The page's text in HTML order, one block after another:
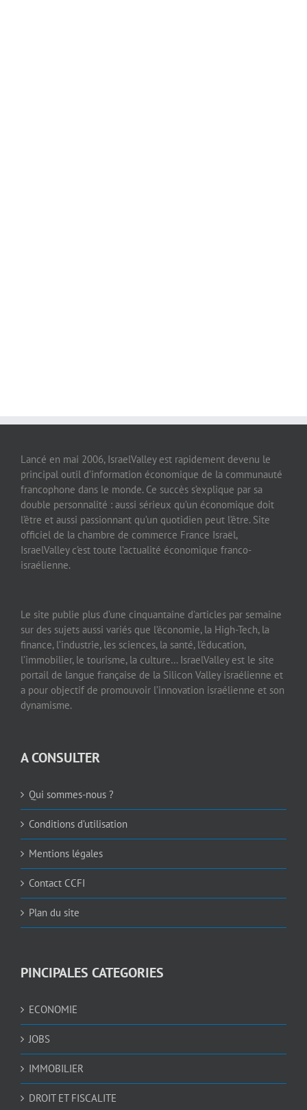
Lancé en mai 2006, IsraelValley est rapidement devenu le
principal outil d’information économique de la communauté
francophone dans le monde. Ce succès s’explique par sa
double personnalité : aussi sérieux qu’un économique doit
l’être et aussi passionnant qu’un quotidien peut l’être. Site
officiel de la chambre de commerce France Israël,
IsraelValley c’est toute l’actualité économique franco-
israélienne.
Le site publie plus d’une cinquantaine d’articles par semaine
sur des sujets aussi variés que l’économie, la High-Tech, la
finance, l’industrie, les sciences, la santé, l’éducation,
l’immobilier, le tourisme, la culture… IsraelValley est le site
portail de langue française de la Silicon Valley israélienne et
a pour objectif de promouvoir l’innovation israélienne et son
dynamisme.
A CONSULTER
Qui sommes-nous ?
Conditions d’utilisation
Mentions légales
Contact CCFI
Plan du site
PINCIPALES CATEGORIES
ECONOMIE
JOBS
IMMOBILIER
DROIT ET FISCALITE